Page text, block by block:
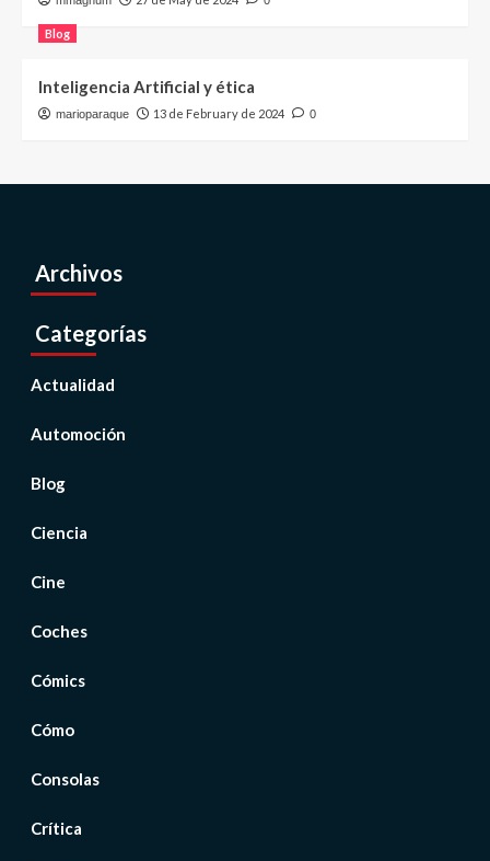
Blog
Inteligencia Artificial y ética
marioparaque 13 de February de 2024 0
Archivos
Categorías
Actualidad
Automoción
Blog
Ciencia
Cine
Coches
Cómics
Cómo
Consolas
Crítica